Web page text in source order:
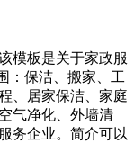
模板是关于家政服
：保洁、搬家、工
、居家保洁、家庭
气净化、外墙清
务企业。简介可以